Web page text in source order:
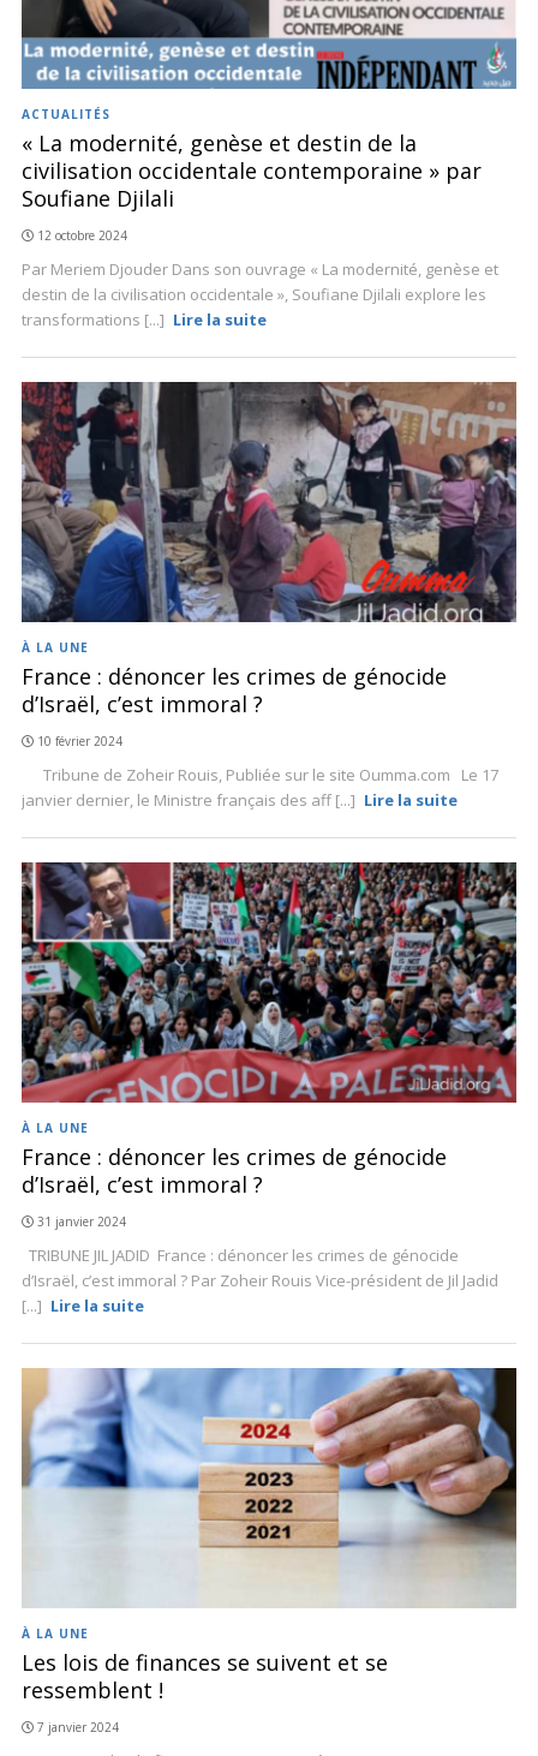
ACTUALITÉS
« La modernité, genèse et destin de la
civilisation occidentale contemporaine » par
Soufiane Djilali
12 octobre 2024
Par Meriem Djouder Dans son ouvrage « La modernité, genèse et
destin de la civilisation occidentale », Soufiane Djilali explore les
transformations [...] Lire la suite
À LA UNE
France : dénoncer les crimes de génocide
d’Israël, c’est immoral ?
10 février 2024
Tribune de Zoheir Rouis, Publiée sur le site Oumma.com Le 17
janvier dernier, le Ministre français des aff [...] Lire la suite
À LA UNE
France : dénoncer les crimes de génocide
d’Israël, c’est immoral ?
31 janvier 2024
TRIBUNE JIL JADID France : dénoncer les crimes de génocide
d’Israël, c’est immoral ? Par Zoheir Rouis Vice-président de Jil Jadid
[...] Lire la suite
À LA UNE
Les lois de finances se suivent et se
ressemblent !
7 janvier 2024